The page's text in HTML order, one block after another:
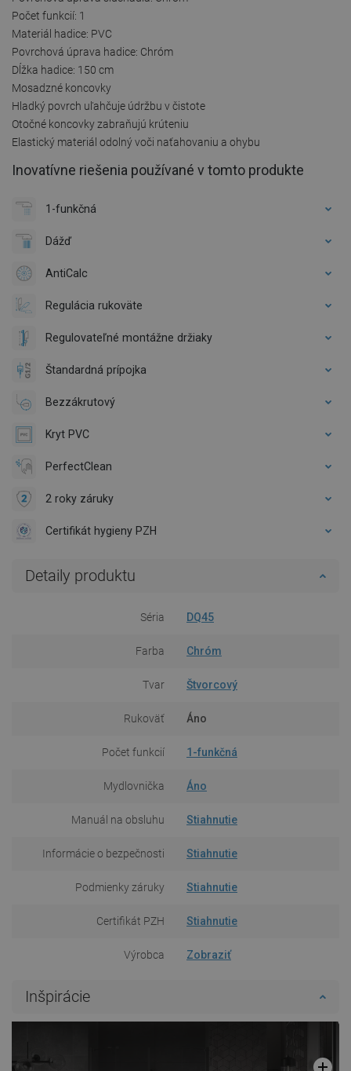
Počet funkcií: 1
Materiál hadice: PVC
Povrchová úprava hadice: Chróm
Dĺžka hadice: 150 cm
Mosadzné koncovky
Hladký povrch uľahčuje údržbu v čistote
Otočné koncovky zabraňujú krúteniu
Elastický materiál odolný voči naťahovaniu a ohybu
Inovatívne riešenia používané v tomto produkte
1-funkčná
Dážď
AntiCalc
Regulácia rukoväte
Regulovateľné montážne držiaky
Štandardná prípojka
Bezzákrutový
Kryt PVC
PerfectClean
2 roky záruky
Certifikát hygieny PZH
Detaily produktu
Séria DQ45
Farba Chróm
Tvar Štvorcový
Rukoväť Áno
Počet funkcií 1-funkčná
Mydlovnička Áno
Manuál na obsluhu Stiahnutie
Informácie o bezpečnosti Stiahnutie
Podmienky záruky Stiahnutie
Certifikát PZH Stiahnutie
Výrobca Zobraziť
Inšpirácie